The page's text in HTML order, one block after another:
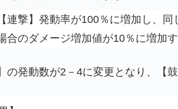
連撃】発動率が100％に増加し、同
合のダメージ増加値が10％に増加
の発動数が2－4に変更となり、【